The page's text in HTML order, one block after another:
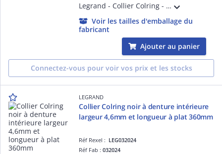
Legrand - Collier Colring - dent int polyamide 6/6 - l 3,5 - L 180 - noir (blist)
Voir les tailles d'emballage du
fabricant
Ajouter au panier
Connectez-vous pour voir vos prix et les stocks
LEGRAND
Collier Colring noir à denture intérieure
largeur 4,6mm et longueur à plat 360mm
Réf Rexel : LEG032024
Réf Fab :032024